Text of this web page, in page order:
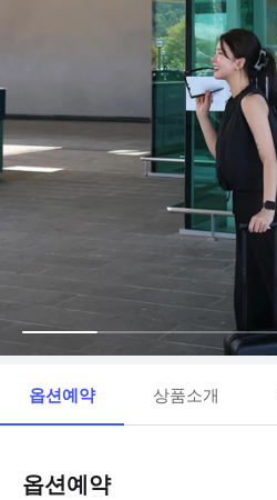
옵션예약 상품소개
옵션예약